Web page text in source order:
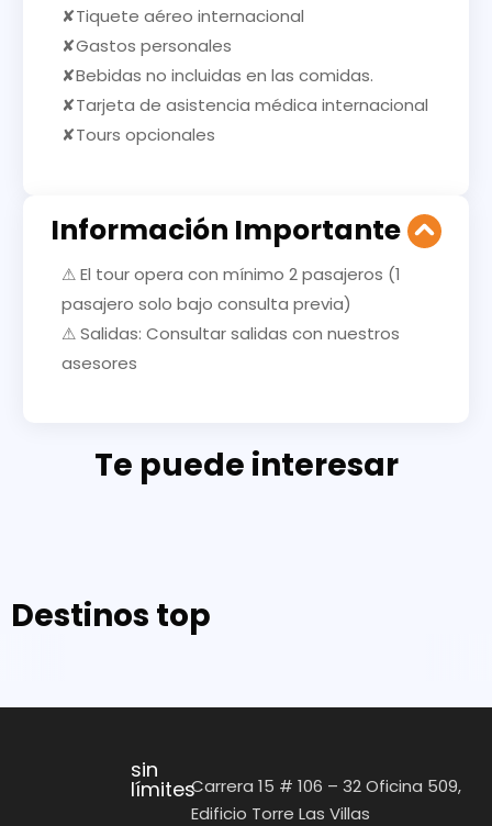
✘Tiquete aéreo internacional
✘Gastos personales
✘Bebidas no incluidas en las comidas.
✘Tarjeta de asistencia médica internacional
✘Tours opcionales
Información Importante
⚠ El tour opera con mínimo 2 pasajeros (1
pasajero solo bajo consulta previa)
⚠ Salidas: Consultar salidas con nuestros
asesores
Te puede interesar
Destinos top
sin
límitesCarrera 15 # 106 – 32 Oficina 509,
Edificio Torre Las Villas